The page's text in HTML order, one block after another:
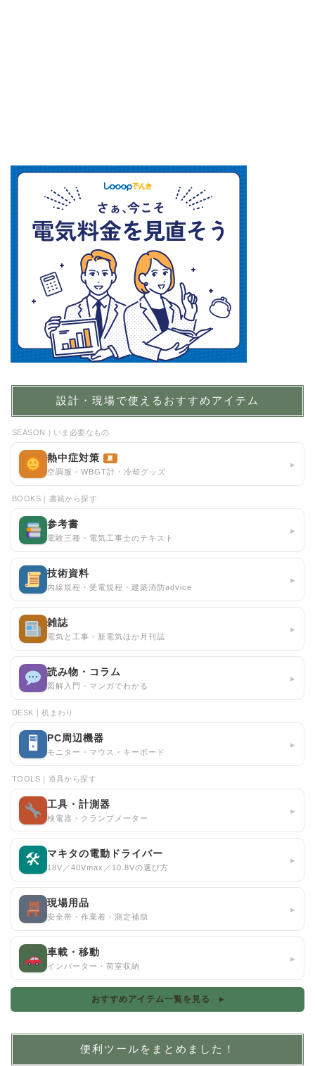
設計・現場で使えるおすすめアイテム
SEASON｜いま必要なもの
熱中症対策 夏
空調服・WBGT計・冷却グッズ
▸
BOOKS｜書籍から探す
参考書
電験三種・電気工事士のテキスト
▸
技術資料
内線規程・受電規程・建築消防advice
▸
雑誌
電気と工事・新電気ほか月刊誌
▸
読み物・コラム
図解入門・マンガでわかる
▸
DESK｜机まわり
🖥 PC周辺機器
モニター・マウス・キーボード
▸
TOOLS｜道具から探す
工具・計測器
検電器・クランプメーター
▸
🛠 マキタの電動ドライバー
18V／40Vmax／10.8Vの選び方
▸
現場用品
安全帯・作業着・測定補助
▸
車載・移動
インバーター・荷室収納
▸
おすすめアイテム一覧を見る ▸
便利ツールをまとめました！